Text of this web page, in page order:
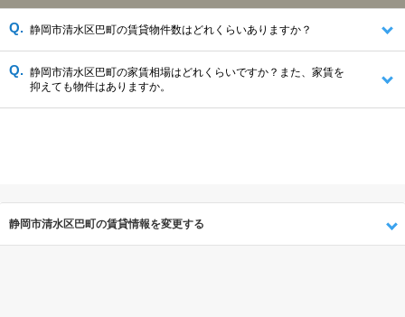
静岡市清水区巴町の賃貸物件数はどれくらいありますか？
静岡市清水区巴町の家賃相場はどれくらいですか？また、家賃を
抑えても物件はありますか。
静岡市清水区巴町の賃貸情報を変更する